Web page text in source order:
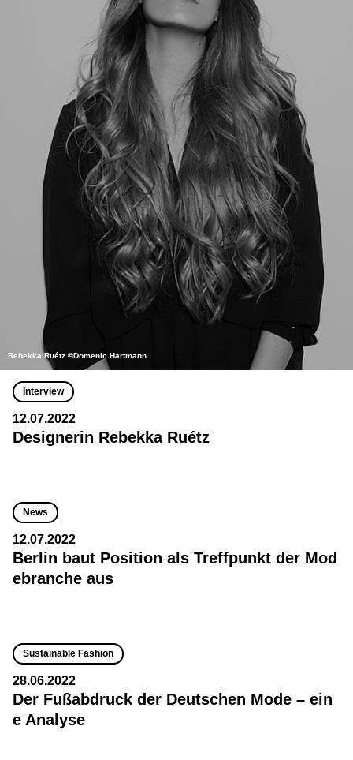
Rebekka Ruétz ©Domenic Hartmann
Interview
12.07.2022
Designerin Rebekka Ruétz
News
12.07.2022
Berlin baut Position als Treffpunkt der Mod
ebranche aus
Sustainable Fashion
28.06.2022
Der Fußabdruck der Deutschen Mode – ein
e Analyse